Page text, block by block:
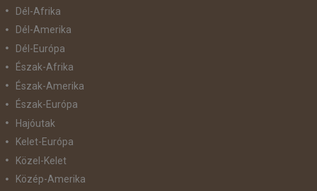
Dél-Afrika
Dél-Amerika
Dél-Európa
Észak-Afrika
Észak-Amerika
Észak-Európa
Hajóutak
Kelet-Európa
Közel-Kelet
Közép-Amerika